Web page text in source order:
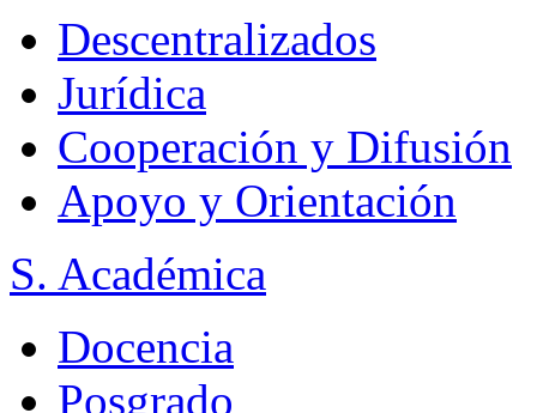
Descentralizados
Jurídica
Cooperación y Difusión
Apoyo y Orientación
S. Académica
Docencia
Posgrado